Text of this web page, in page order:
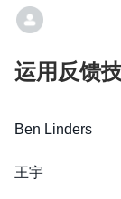
运用反馈
Ben Linders
王宇